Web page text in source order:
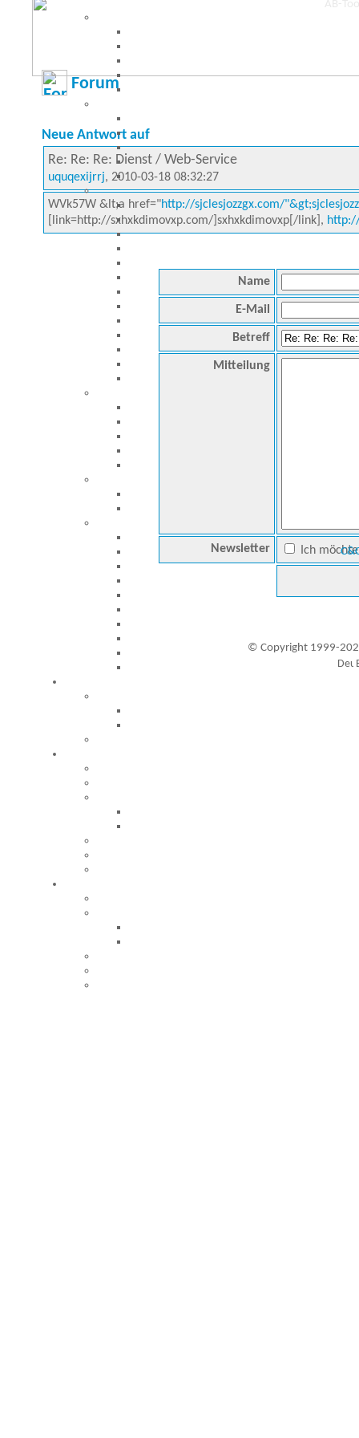
Forum
Neue Antwort auf
Re: Re: Re: Dienst / Web-Service
uquqexijrrj, 2010-03-18 08:32:27
WVk57W &lt;a href="http://sjclesjozzgx.com/
[link=http://sxhxkdimovxp.com/]sxhxkdimovxp[/link],
Name
E-Mail
Betreff
Mitteilung
Newsletter Ich
© Copyright 1999-
Besucher seit 20.09.1999: 19448161